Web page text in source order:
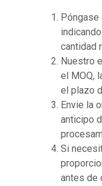
cantidad
Nuestro
el MOQ,
el plazo
Envie la
anticipo
Si
antes de